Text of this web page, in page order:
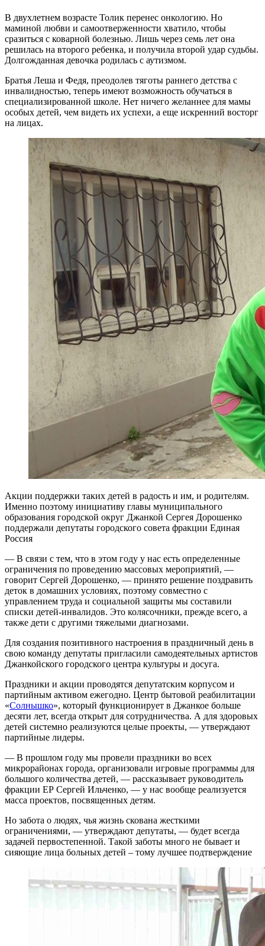
В двухлетнем возрасте Толик перенес онкологию. Но
маминой любви и самоотверженности хватило, чтобы
сразиться с коварной болезнью. Лишь через семь лет она
решилась на второго ребенка, и получила второй удар судьбы.
Долгожданная девочка родилась с аутизмом.
Братья Леша и Федя, преодолев тяготы раннего детства с
инвалидностью, теперь имеют возможность обучаться в
специализированной школе. Нет ничего желаннее для мамы
особых детей, чем видеть их успехи, а еще искренний восторг
на лицах.
Акции поддержки таких детей в радость и им, и родителям.
Именно поэтому инициативу главы муниципального
образования городской округ Джанкой Сергея Дорошенко
поддержали депутаты городского совета фракции Единая
Россия
— В связи с тем, что в этом году у нас есть определенные
ограничения по проведению массовых мероприятий, —
говорит Сергей Дорошенко, — принято решение поздравить
деток в домашних условиях, поэтому совместно с
управлением труда и социальной защиты мы составили
списки детей-инвалидов. Это колясочники, прежде всего, а
также дети с другими тяжелыми диагнозами.
Для создания позитивного настроения в праздничный день в
свою команду депутаты пригласили самодеятельных артистов
Джанкойского городского центра культуры и досуга.
Праздники и акции проводятся депутатским корпусом и
партийным активом ежегодно. Центр бытовой реабилитации
«Солнышко», который функционирует в Джанкое больше
десяти лет, всегда открыт для сотрудничества. А для здоровых
детей системно реализуются целые проекты, — утверждают
партийные лидеры.
— В прошлом году мы провели праздники во всех
микрорайонах города, организовали игровые программы для
большого количества детей, — рассказывает руководитель
фракции ЕР Сергей Ильченко, — у нас вообще реализуется
масса проектов, посвященных детям.
Но забота о людях, чья жизнь скована жесткими
ограничениями, — утверждают депутаты, — будет всегда
задачей первостепенной. Такой заботы много не бывает и
сияющие лица больных детей – тому лучшее подтверждение